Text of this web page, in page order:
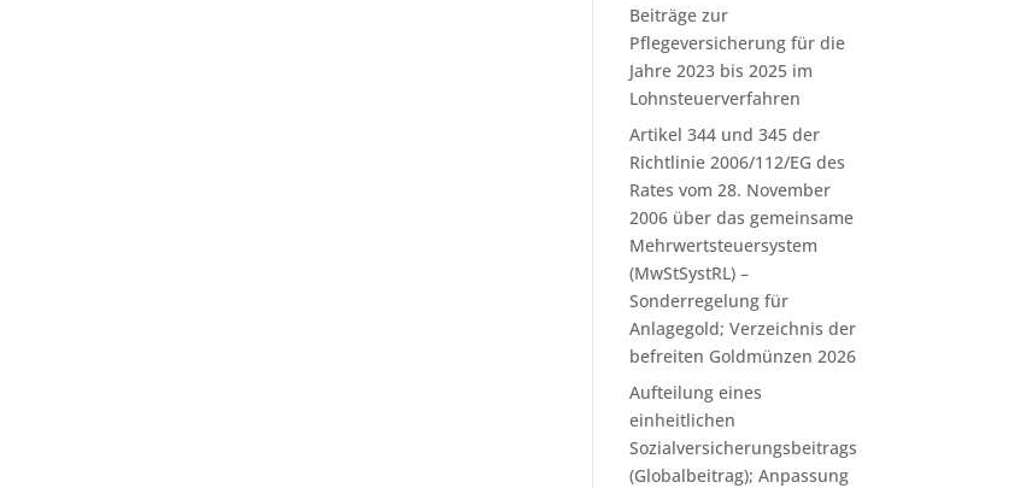
Beiträge zur
Pflegeversicherung für die
Jahre 2023 bis 2025 im
Lohnsteuerverfahren
Artikel 344 und 345 der
Richtlinie 2006/112/EG des
Rates vom 28. November
2006 über das gemeinsame
Mehrwertsteuersystem
(MwStSystRL) –
Sonderregelung für
Anlagegold; Verzeichnis der
befreiten Goldmünzen 2026
Aufteilung eines
einheitlichen
Sozialversicherungsbeitrags
(Globalbeitrag); Anpassung